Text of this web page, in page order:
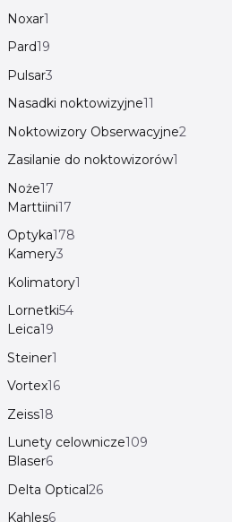
Noxar1
Pard19
Pulsar3
Nasadki noktowizyjne11
Noktowizory Obserwacyjne2
Zasilanie do noktowizorów1
Noże17
Marttiini17
Optyka178
Kamery3
Kolimatory1
Lornetki54
Leica19
Steiner1
Vortex16
Zeiss18
Lunety celownicze109
Blaser6
Delta Optical26
Kahles6